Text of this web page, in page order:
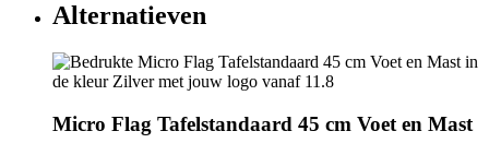
Alternatieven
Micro Flag Tafelstandaard 45 cm Voet en Mast